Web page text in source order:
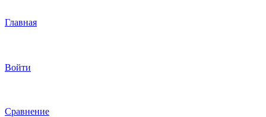
Главная
Войти
Сравнение